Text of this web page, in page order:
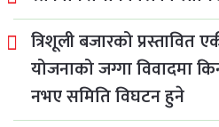
त्रिशूली बजारको प्रस्तावित
योजनाको जग्गा विवादमा
नभए समिति विघटन हुने